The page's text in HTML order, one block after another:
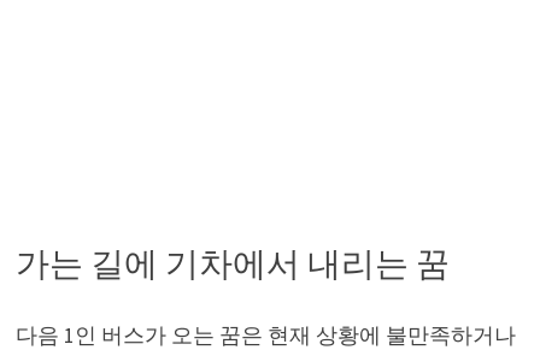
가는 길에 기차에서 내리는 꿈
다음 1인 버스가 오는 꿈은 현재 상황에 불만족하거나